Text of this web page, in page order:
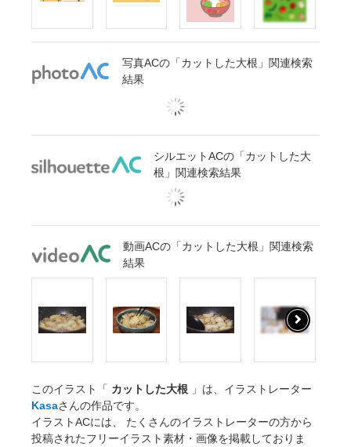
写真ACの「カットした大根」関連検索
結果
シルエットACの「カットした大
根」関連検索結果
動画ACの「カットした大根」関連検索
結果
このイラスト「 カットした大根 」は、イラストレーター
Kasaさんの作品です。
イラストACには、 たくさんのイラストレーターの方から
投稿されたフリーイラスト素材・画像を掲載しておりま